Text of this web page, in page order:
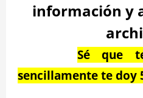
información y
Sé que
sencillamente te doy